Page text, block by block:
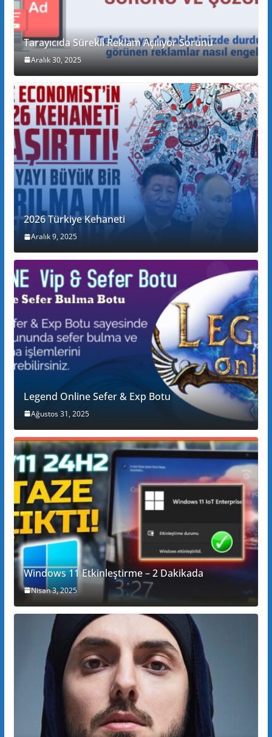
Tarayıcıda Sürekli Reklam Açılıyor Sorunu
Aralık 30, 2025
2026 Türkiye Kehaneti
Aralık 9, 2025
Legend Online Sefer & Exp Botu
Ağustos 31, 2025
Windows 11 Etkinleştirme – 2 Dakikada
Nisan 3, 2025